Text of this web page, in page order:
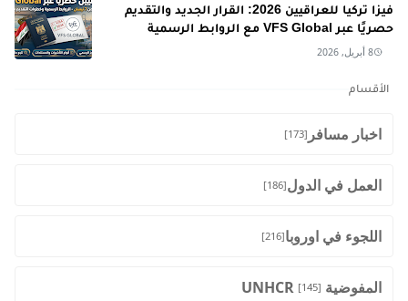
فيزا تركيا للعراقيين 2026: القرار الجديد والتقديم
حصريًا عبر VFS Global مع الروابط الرسمية
8 أبريل, 2026
الأقسام
اخبار مسافر [173]
العمل في الدول[186]
اللجوء في اوروبا[216]
المفوضية UNHCR [145]